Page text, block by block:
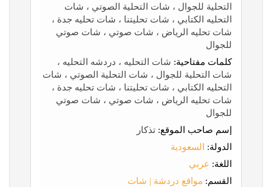
التحلية للجوال ، شات التحلية الصوتي ، شات
التحليه الكتابي ، شات تحليتنا ، شات تحليه جدة ،
شات تحليه الرياض ، شات صوتي ، شات صوتي
للجوال
كلمات مفتاحية: شات التحليه ، دردشه التحليه ،
شات التحلية للجوال ، شات التحلية الصوتي ، شات
التحليه الكتابي ، شات تحليتنا ، شات تحليه جدة ،
شات تحليه الرياض ، شات صوتي ، شات صوتي
للجوال
إسم صاحب الموقع: تذكار
الدولة:
السعودية
اللغة: عربي
القسم: مواقع دردشة | شات